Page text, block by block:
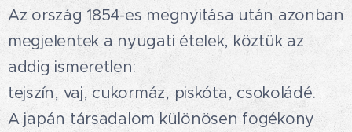
Az ország 1854-es megnyitása után azonban
megjelentek a nyugati ételek, köztük az
addig ismeretlen:
tejszín, vaj, cukormáz, piskóta, csokoládé.🍫
A japán társadalom különösen fogékony